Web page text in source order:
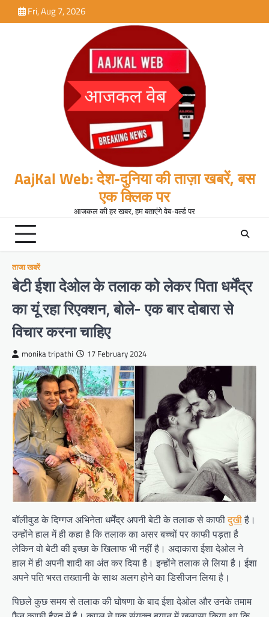
to
Fri, Aug 7, 2026
AajKal Web: देश-दुनिया की ताज़ा खबरें, बस
एक क्लिक पर
आजकल की हर खबर, हम बताएंगे वेब-वर्ल्ड पर
ताजा खबरें
बेटी ईशा देओल के तलाक को लेकर पिता धर्मेंद्र
का यूं रहा रिएक्शन, बोले- एक बार दोबारा से
विचार करना चाहिए
monika tripathi 17 February 2024
बॉलीवुड के दिग्गज अभिनेता धर्मेंद्र अपनी बेटी के तलाक से काफीदुखीहै।
उन्होंने हाल में ही कहा है कि तलाक का असर बच्चों पर काफी पड़ता है
लेकिन वो बेटी की इच्छा के खिलाफ भी नहीं है। अदाकारा ईशा देओल ने
हाल में ही अपनी शादी का अंत कर दिया है। इन्होंने तलाक ले लिया है। ईशा
अपने पति भरत तख्तानी के साथ अलग होने का डिसीजन लिया है।
पिछले कुछ समय से तलाक की घोषणा के बाद ईशा देओल और उनके तमाम